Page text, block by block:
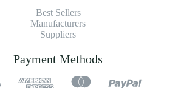
Best Sellers
Manufacturers
Suppliers
Payment Methods